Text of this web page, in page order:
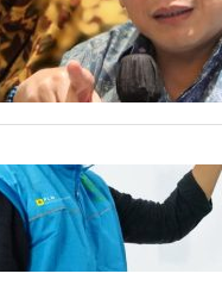
Terpadu
Percepatan PLTS 100
Pelanggan Baru
Home Charging
PLN